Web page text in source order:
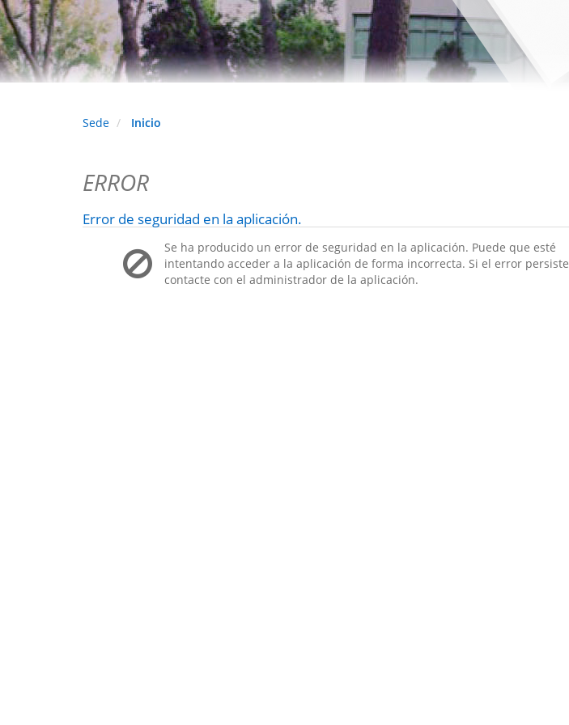
Sede Inicio
ERROR
Error de seguridad en la aplicación.
Se ha producido un error de seguridad en la aplicación. Puede que esté
intentando acceder a la aplicación de forma incorrecta. Si el error persiste
contacte con el administrador de la aplicación.